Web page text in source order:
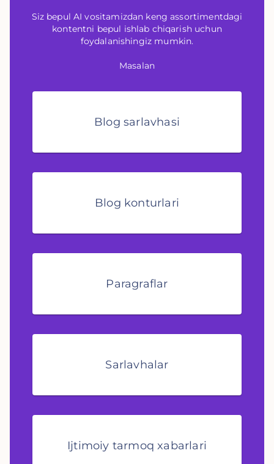
Siz bepul AI vositamizdan keng assortimentdagi
kontentni bepul ishlab chiqarish uchun
foydalanishingiz mumkin.
Masalan
Blog sarlavhasi
Blog konturlari
Paragraflar
Sarlavhalar
Ijtimoiy tarmoq xabarlari